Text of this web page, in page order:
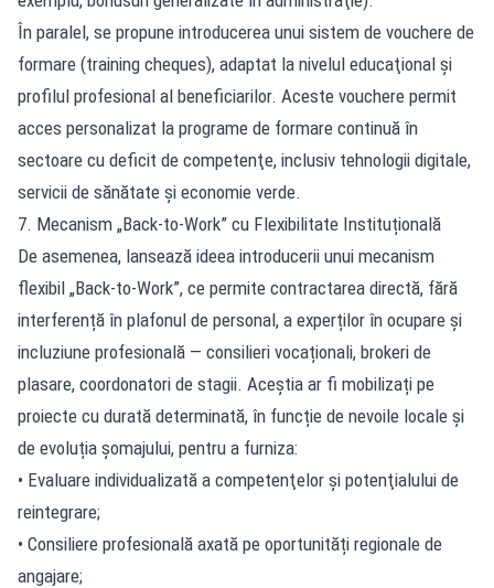
În paralel, se propune introducerea unui sistem de vouchere de
formare (training cheques), adaptat la nivelul educaţional şi
profilul profesional al beneficiarilor. Aceste vouchere permit
acces personalizat la programe de formare continuă în
sectoare cu deficit de competenţe, inclusiv tehnologii digitale,
servicii de sănătate şi economie verde.
7. Mecanism „Back-to-Work” cu Flexibilitate Instituțională
De asemenea, lansează ideea introducerii unui mecanism
flexibil „Back-to-Work”, ce permite contractarea directă, fără
interferență în plafonul de personal, a experților în ocupare și
incluziune profesională — consilieri vocaționali, brokeri de
plasare, coordonatori de stagii. Aceștia ar fi mobilizați pe
proiecte cu durată determinată, în funcție de nevoile locale și
de evoluția șomajului, pentru a furniza:
• Evaluare individualizată a competenţelor şi potenţialului de
reintegrare;
• Consiliere profesională axată pe oportunități regionale de
angajare;